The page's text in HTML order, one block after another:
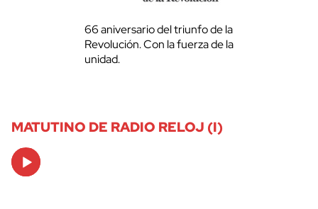
66 aniversario del triunfo de la
Revolución. Con la fuerza de la
unidad.
MATUTINO DE RADIO RELOJ (I)
Audio
Player